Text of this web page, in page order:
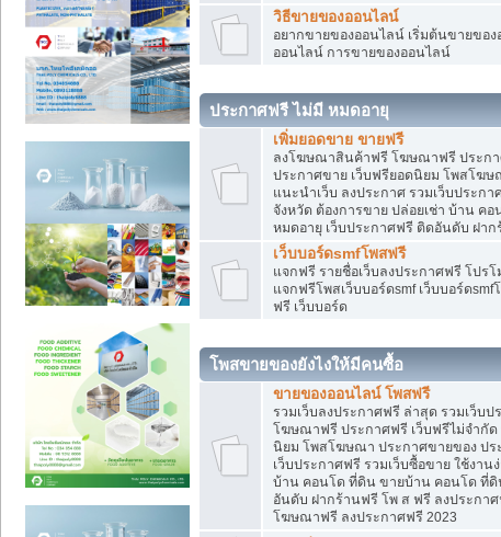
วิธีขายของออนไลน์
อยากขายของออนไลน์ เริ่มต้นขายขอ
ออนไลน์ การขายของออนไลน์
ประกาศฟรี ไม่มี หมดอายุ
เพิ่มยอดขาย ขายฟรี
ลงโฆษณาสินค้าฟรี โฆษณาฟรี ประกา
ประกาศขาย เว็บฟรียอดนิยม โพสโฆ
แนะนำเว็บ ลงประกาศ รวมเว็บประก
จังหวัด ต้องการขาย ปล่อยเช่า บ้าน
หมดอายุ เว็บประกาศฟรี ติดอันดับ ฝา
เว็บบอร์ดsmfโพสฟรี
แจกฟรี รายชื่อเว็บลงประกาศฟรี โปร
แจกฟรีโพสเว็บบอร์ดsmf เว็บบอร์ด
ฟรี เว็บบอร์ด
โพสขายของยังไงให้มีคนซื้อ
ขายของออนไลน์ โพสฟรี
รวมเว็บลงประกาศฟรี ล่าสุด รวมเว็
โฆษณาฟรี ประกาศฟรี เว็บฟรีไม่จำกัด
นิยม โพสโฆษณา ประกาศขายของ ปร
เว็บประกาศฟรี รวมเว็บซื้อขาย ใช้งา
บ้าน คอนโด ที่ดิน ขายบ้าน คอนโด ที่ดิ
อันดับ ฝากร้านฟรี โพ ส ฟรี ลงประกา
โฆษณาฟรี ลงประกาศฟรี 2023